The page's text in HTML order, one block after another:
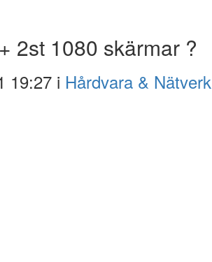
2st 1080 skärmar ?
19:27 i Hårdvara & Nätverk